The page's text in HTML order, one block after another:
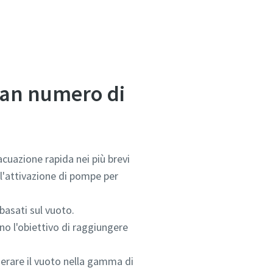
numero di
rapida nei più brevi
di pompe per
sul vuoto.
l'obiettivo di raggiungere
il vuoto nella gamma di